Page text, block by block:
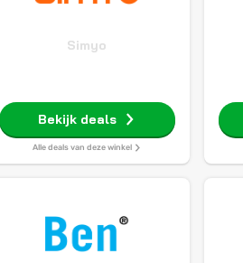
Simyo
Bekijk deals
Alle deals van deze winkel